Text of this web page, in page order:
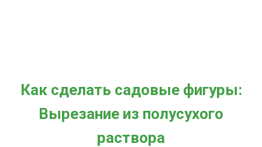
Как сделать садовые фигуры:
Вырезание из полусухого
раствора